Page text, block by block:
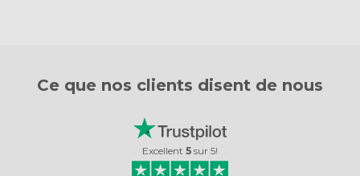
Ce que nos clients disent de nous
Excellent 5 sur 5!